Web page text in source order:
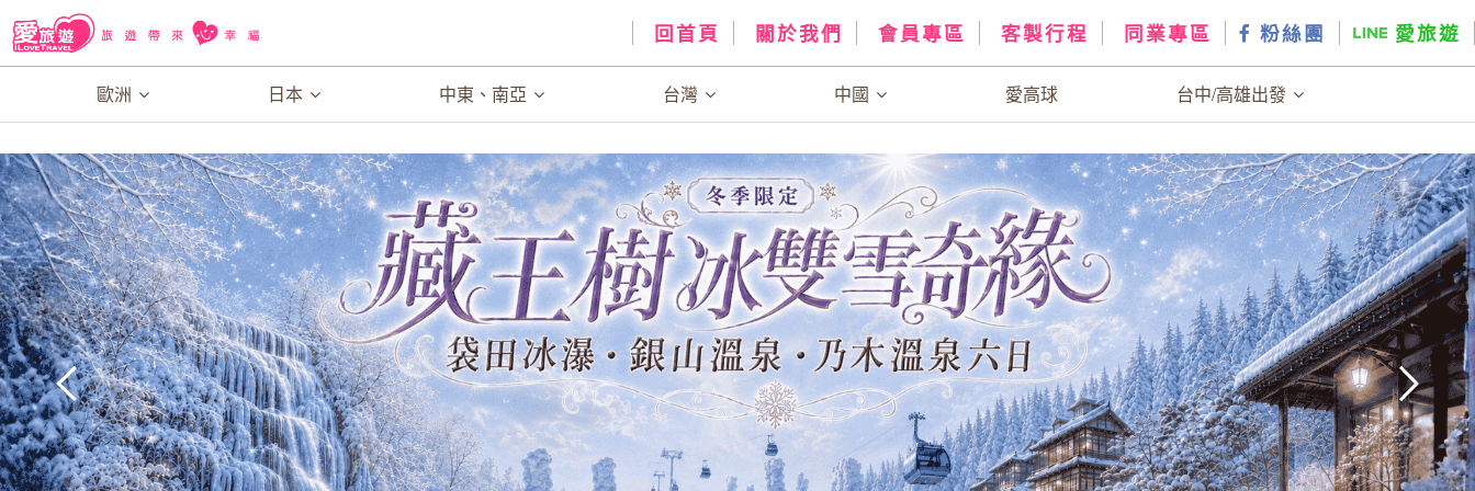
回首頁 關於我們 會員專區 客製行程 同業專區 粉絲團 愛旅遊
歐洲 日本 中東、南亞 台灣 中國 愛高球 台中/高雄出發